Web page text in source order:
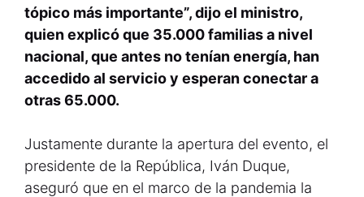
tópico más importante”, dijo el ministro,
quien explicó que 35.000 familias a nivel
nacional, que antes no tenían energía, han
accedido al servicio y esperan conectar a
otras 65.000.
Justamente durante la apertura del evento, el
presidente de la República, Iván Duque,
aseguró que en el marco de la pandemia la